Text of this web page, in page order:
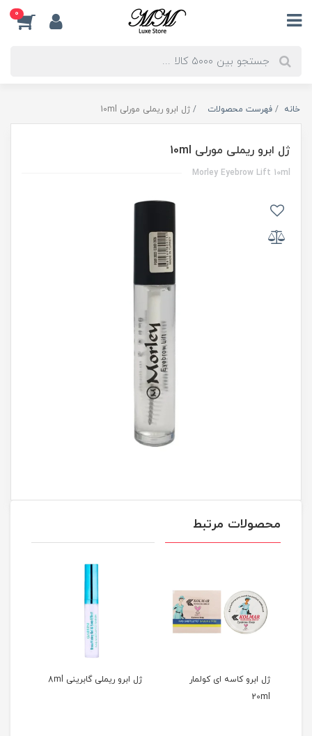
0
خانه فهرست محصولات ژل ابرو ریملی مورلی 10ml
ژل ابرو ریملی مورلی 10ml
Morley Eyebrow Lift 10ml
محصولات مرتبط
ژل ابرو کاسه ای کولمار
20ml
ژل ابرو ریملی گابرینی 8ml